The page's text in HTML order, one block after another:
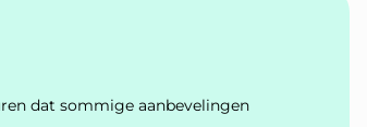
dat sommige aanbevelingen